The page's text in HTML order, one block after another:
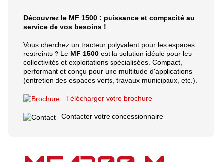
Découvrez le MF 1500 : puissance et compacité au
service de vos besoins !
Vous cherchez un tracteur polyvalent pour les espaces
restreints ? Le MF 1500est la solution idéale pour les
collectivités et exploitations spécialisées. Compact,
performant et conçu pour une multitude d'applications
(entretien des espaces verts, travaux municipaux, etc.).
Télécharger votre brochure
Contacter votre concessionnaire